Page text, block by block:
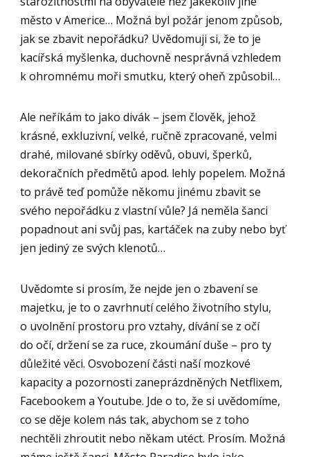
město v Americe… Možná byl požár jenom způsob,
jak se zbavit nepořádku? Uvědomuji si, že to je
kacířská myšlenka, duchovně nesprávná vzhledem
k ohromnému moři smutku, který oheň způsobil…
Ale neříkám to jako divák – jsem člověk, jehož
krásné, exkluzivní, velké, ručně zpracované, velmi
drahé, milované sbírky oděvů, obuvi, šperků,
dekoračních předmětů apod. lehly popelem. Možná
to právě teď pomůže někomu jinému zbavit se
svého nepořádku z vlastní vůle? Já neměla šanci
popadnout ani svůj pas, kartáček na zuby nebo byť
jen jediný ze svých klenotů…
Uvědomte si prosím, že nejde jen o zbavení se
majetku, je to o zavrhnutí celého životního stylu,
o uvolnění prostoru pro vztahy, dívání se z očí
do očí, držení se za ruce, zkoumání duše – pro ty
důležité věci. Osvobození části naší mozkové
kapacity a pozornosti zaneprázdněných Netflixem,
Facebookem a Youtube. Jde o to, že si uvědomíme,
co se děje kolem nás tak, abychom se z toho
nechtěli zhroutit nebo někam utéct. Prosím. Možná